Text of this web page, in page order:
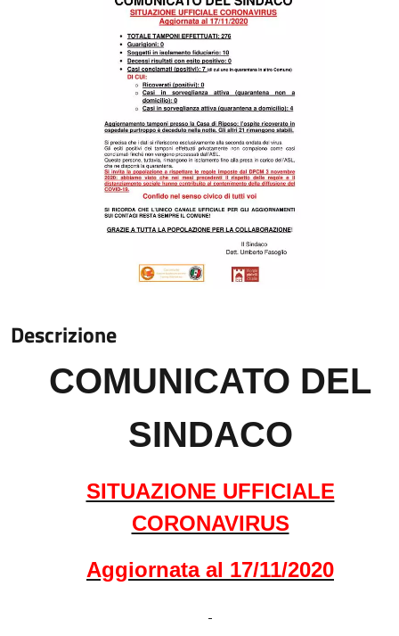
Descrizione
COMUNICATO DEL
SINDACO
SITUAZIONE UFFICIALE
CORONAVIRUS
Aggiornata al 17/11/2020